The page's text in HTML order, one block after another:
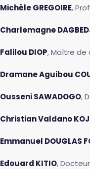
Michèle GREGOIRE,
Charlemagne
Falilou DIOP, Maître de
Dramane Aguibou
Ousseni SAWADOGO,
Christian Valdano
Emmanuel DOUGLAS
Edouard KITIO,